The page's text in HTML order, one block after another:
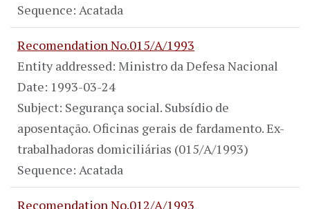
Sequence: Acatada
Recomendation No.015/A/1993
Entity addressed: Ministro da Defesa Nacional
Date: 1993-03-24
Subject: Segurança social. Subsídio de
aposentação. Oficinas gerais de fardamento. Ex-
trabalhadoras domiciliárias (015/A/1993)
Sequence: Acatada
Recomendation No.012/A/1993